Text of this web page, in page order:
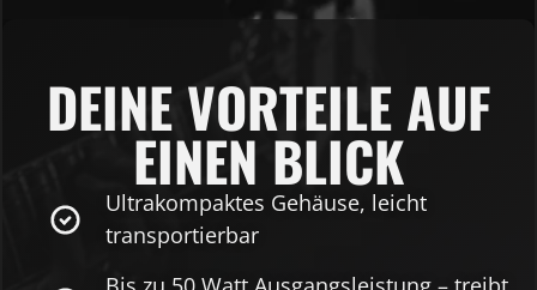
DEINE VORTEILE AUF
EINEN BLICK
Ultrakompaktes Gehäuse, leicht
transportierbar